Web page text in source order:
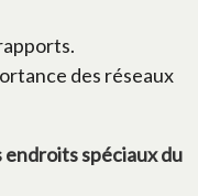
des réseaux
endroits spéciaux du